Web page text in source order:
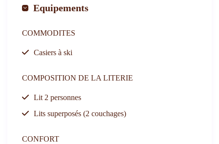
Equipements
COMMODITES
Casiers à ski
COMPOSITION DE LA LITERIE
Lit 2 personnes
Lits superposés (2 couchages)
CONFORT